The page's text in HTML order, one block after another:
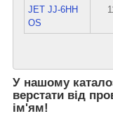
JET JJ-6HH
OS
У нашому
верстати від
ім'ям!